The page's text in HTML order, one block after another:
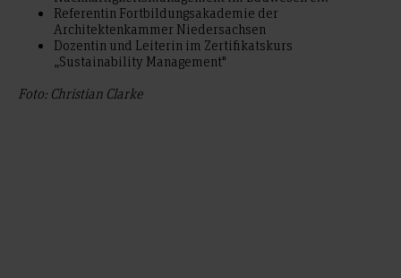
Referentin Fortbildungsakademie der
Architektenkammer Niedersachsen
Dozentin und Leiterin im Zertifikatskurs
„Sustainability Management"
Foto: Christian Clarke